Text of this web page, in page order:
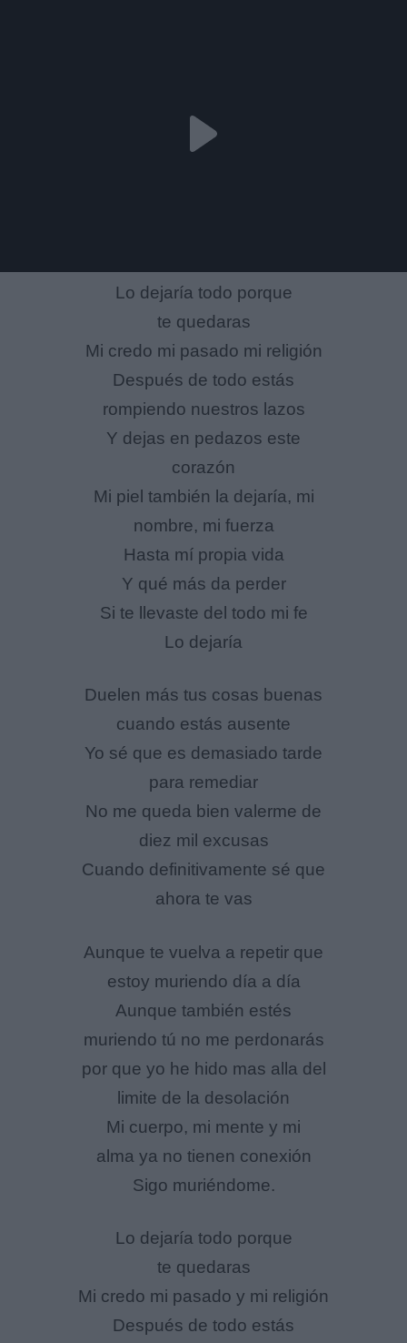
Lo dejaría todo porque
te quedaras
Mi credo mi pasado mi religión
Después de todo estás
rompiendo nuestros lazos
Y dejas en pedazos este
corazón
Mi piel también la dejaría, mi
nombre, mi fuerza
Hasta mí propia vida
Y qué más da perder
Si te llevaste del todo mi fe
Lo dejaría
Duelen más tus cosas buenas
cuando estás ausente
Yo sé que es demasiado tarde
para remediar
No me queda bien valerme de
diez mil excusas
Cuando definitivamente sé que
ahora te vas
Aunque te vuelva a repetir que
estoy muriendo día a día
Aunque también estés
muriendo tú no me perdonarás
por que yo he hido mas alla del
limite de la desolación
Mi cuerpo, mi mente y mi
alma ya no tienen conexión
Sigo muriéndome.
Lo dejaría todo porque
te quedaras
Mi credo mi pasado y mi religión
Después de todo estás